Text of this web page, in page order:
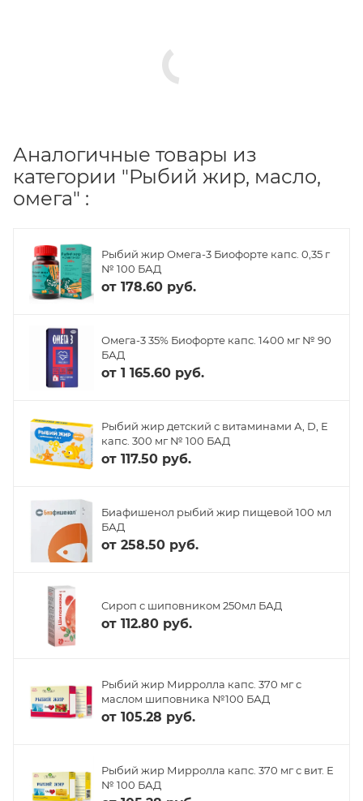
Аналогичные товары из
категории "Рыбий жир, масло,
омега" :
Рыбий жир Омега-3 Биофорте капс. 0,35 г
№ 100 БАД
от 178.60 руб.
Омега-3 35% Биофорте капс. 1400 мг № 90
БАД
от 1 165.60 руб.
Рыбий жир детский с витаминами А, D, Е
капс. 300 мг № 100 БАД
от 117.50 руб.
Биафишенол рыбий жир пищевой 100 мл
БАД
от 258.50 руб.
Сироп с шиповником 250мл БАД
от 112.80 руб.
Рыбий жир Мирролла капс. 370 мг с
маслом шиповника №100 БАД
от 105.28 руб.
Рыбий жир Мирролла капс. 370 мг с вит. Е
№ 100 БАД